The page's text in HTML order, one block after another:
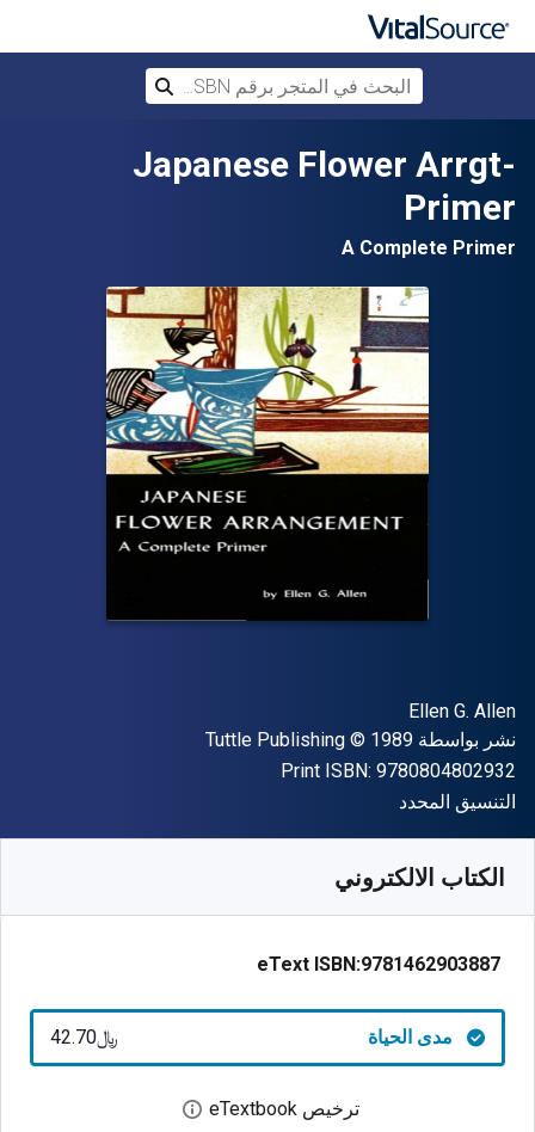
Japanese Flower Arrgt-
Primer
A Complete Primer
المؤلف (المؤلفون)
Ellen G. Allen
الناشر
نشر بواسطة Tuttle Publishing
حقوق الطبع والنشر © 1989
Print ISBN: 9780804802932
شكل
التنسيق المحدد
الكتاب الالكتروني
eText ISBN:9781462903887
مدى الحياة ﷼‎42.70
ترخيص eTextbook افتح مربع حوار